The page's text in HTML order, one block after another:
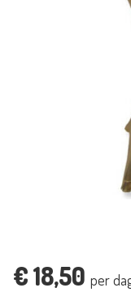
€18,50 per